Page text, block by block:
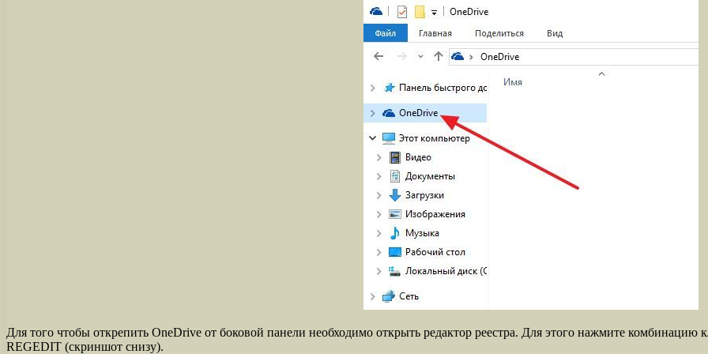
Для того чтобы открепить OneDrive от боковой панели необходимо открыть редактор реестра. Для этого нажмите
REGEDIT (скриншот снизу).